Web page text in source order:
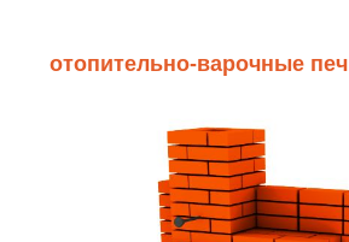
отопительно-варочные